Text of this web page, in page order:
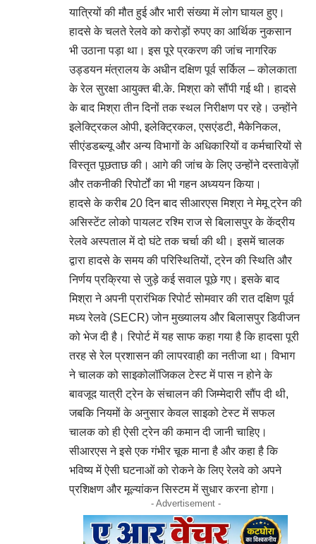
यात्रियों की मौत हुई और भारी संख्या में लोग घायल हुए।
हादसे के चलते रेलवे को करोड़ों रुपए का आर्थिक नुकसान
भी उठाना पड़ा था। इस पूरे प्रकरण की जांच नागरिक
उड्डयन मंत्रालय के अधीन दक्षिण पूर्व सर्किल – कोलकाता
के रेल सुरक्षा आयुक्त बी.के. मिश्रा को सौंपी गई थी। हादसे
के बाद मिश्रा तीन दिनों तक स्थल निरीक्षण पर रहे। उन्होंने
इलेक्ट्रिकल ओपी, इलेक्ट्रिकल, एसएंडटी, मैकेनिकल,
सीएंडडब्ल्यू और अन्य विभागों के अधिकारियों व कर्मचारियों से
विस्तृत पूछताछ की। आगे की जांच के लिए उन्होंने दस्तावेज़ों
और तकनीकी रिपोर्टों का भी गहन अध्ययन किया।
हादसे के करीब 20 दिन बाद सीआरएस मिश्रा ने मेमू ट्रेन की
असिस्टेंट लोको पायलट रश्मि राज से बिलासपुर के केंद्रीय
रेलवे अस्पताल में दो घंटे तक चर्चा की थी। इसमें चालक
द्वारा हादसे के समय की परिस्थितियों, ट्रेन की स्थिति और
निर्णय प्रक्रिया से जुड़े कई सवाल पूछे गए। इसके बाद
मिश्रा ने अपनी प्रारंभिक रिपोर्ट सोमवार की रात दक्षिण पूर्व
मध्य रेलवे (SECR) जोन मुख्यालय और बिलासपुर डिवीजन
को भेज दी है। रिपोर्ट में यह साफ कहा गया है कि हादसा पूरी
तरह से रेल प्रशासन की लापरवाही का नतीजा था। विभाग
ने चालक को साइकोलॉजिकल टेस्ट में पास न होने के
बावजूद यात्री ट्रेन के संचालन की जिम्मेदारी सौंप दी थी,
जबकि नियमों के अनुसार केवल साइको टेस्ट में सफल
चालक को ही ऐसी ट्रेन की कमान दी जानी चाहिए।
सीआरएस ने इसे एक गंभीर चूक माना है और कहा है कि
भविष्य में ऐसी घटनाओं को रोकने के लिए रेलवे को अपने
प्रशिक्षण और मूल्यांकन सिस्टम में सुधार करना होगा।
- Advertisement -